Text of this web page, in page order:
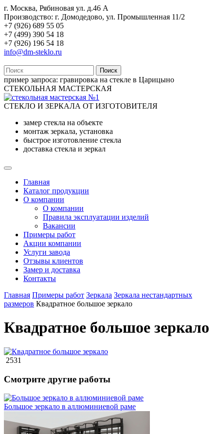
г. Москва, Рябиновая ул. д.46 А
Производство: г. Домодедово, ул. Промышленная 11/2
+7 (926) 689 55 05
+7 (499) 390 54 18
+7 (926) 196 54 18
info@dm-steklo.ru
Поиск
пример запроса: гравировка на стекле в Царицыно
СТЕКОЛЬНАЯ МАСТЕРСКАЯ
СТЕКЛО И ЗЕРКАЛА ОТ ИЗГОТОВИТЕЛЯ
замер стекла на объекте
монтаж зеркала, установка
быстрое изготовление стекла
доставка стекла и зеркал
Главная
Каталог продукции
О компании
О компании
Правила эксплуатации изделий
Вакансии
Примеры работ
Акции компании
Услуги завода
Отзывы клиентов
Замер и доставка
Контакты
Главная Примеры работ Зеркала Зеркала нестандартных
размеров Квадратное большое зеркало
Квадратное большое зеркало
2531
Смотрите другие работы
Большое зеркало в аллюминиевой раме